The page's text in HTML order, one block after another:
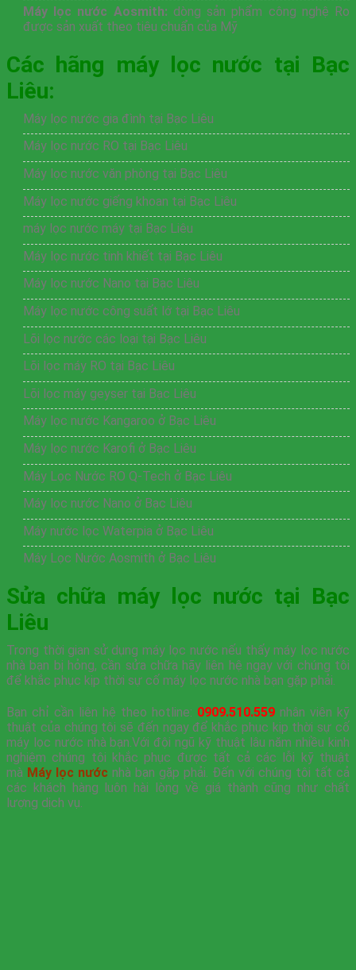
Máy lọc nước Aosmith: dòng sản phẩm công nghệ Ro
được sản xuất theo tiêu chuẩn của Mỹ
Các hãng máy lọc nước tại Bạc
Liêu:
Máy lọc nước gia đình tại Bạc Liêu
Máy lọc nước RO tại Bạc Liêu
Máy lọc nước văn phòng tại Bạc Liêu
Máy lọc nước giếng khoan tại Bạc Liêu
máy lọc nước máy tại Bạc Liêu
Máy lọc nước tinh khiết tại Bạc Liêu
Máy lọc nước Nano tại Bạc Liêu
Máy lọc nước công suất lớ tại Bạc Liêu
Lõi lọc nước các loại tại Bạc Liêu
Lõi lọc máy RO tại Bạc Liêu
Lõi lọc máy geyser tại Bạc Liêu
Máy lọc nước Kangaroo ở Bạc Liêu
Máy lọc nước Karofi ở Bạc Liêu
Máy Lọc Nước RO Q-Tech ở Bạc Liêu
Máy lọc nước Nano ở Bạc Liêu
Máy nước lọc Waterpia ở Bạc Liêu
Máy Lọc Nước Aosmith ở Bạc Liêu
Sửa chữa máy lọc nước tại Bạc
Liêu
Trong thời gian sử dụng máy lọc nước nếu thấy máy lọc nước
nhà bạn bị hỏng, cần sửa chữa hãy liên hệ ngay với chúng tôi
để khắc phục kịp thời sự cố máy lọc nước nhà bạn gặp phải.
Bạn chỉ cần liên hệ theo hotline: 0909.510.559 nhân viên kỹ
thuật của chúng tôi sẽ đến ngay để khắc phục kịp thời sự cố
máy lọc nước nhà bạn.Với đội ngũ kỹ thuật lâu năm nhiều kinh
nghiệm chúng tôi khắc phục được tất cả các lỗi kỹ thuật
mà Máy lọc nước nhà bạn gặp phải. Đến với chúng tôi tất cả
các khách hàng luôn hài lòng về giá thành cũng như chất
lượng dịch vụ.